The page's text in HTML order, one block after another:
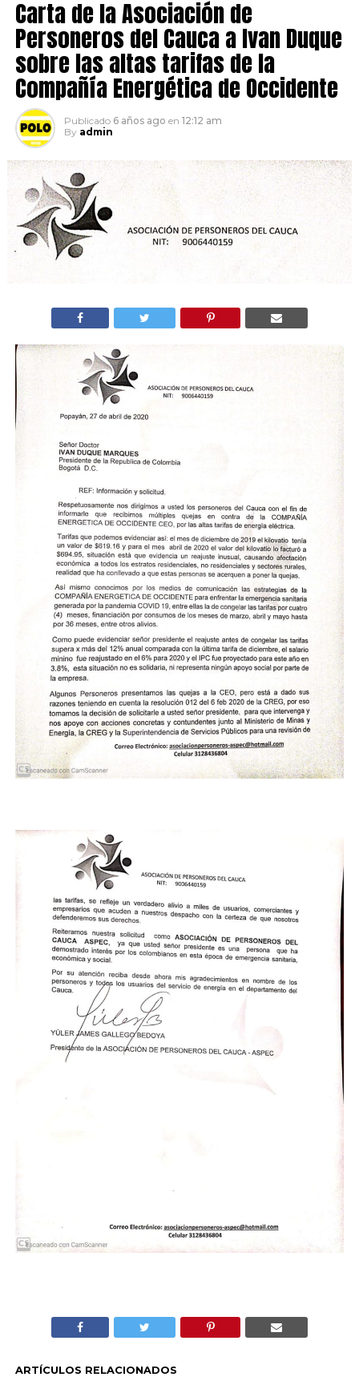
Carta de la Asociación de
Personeros del Cauca a Ivan Duque
sobre las altas tarifas de la
Compañía Energética de Occidente
Publicado 6 años ago en 12:12 am
By admin
ARTÍCULOS RELACIONADOS